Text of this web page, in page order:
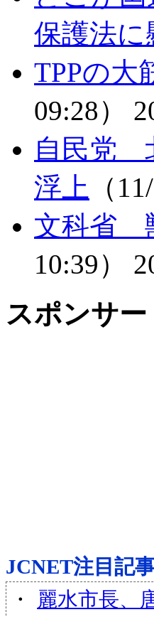
保護法に
TPPの大
09:28）
自民党
浮上
（
文科省
10:39）
スポンサー
JCNET注目記事
・
麗水市長、